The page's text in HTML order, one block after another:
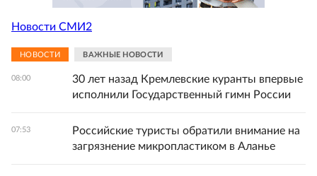
Новости СМИ2
НОВОСТИ ВАЖНЫЕ НОВОСТИ
08:00
30 лет назад Кремлевские куранты впервые
исполнили Государственный гимн России
07:53
Российские туристы обратили внимание на
загрязнение микропластиком в Аланье